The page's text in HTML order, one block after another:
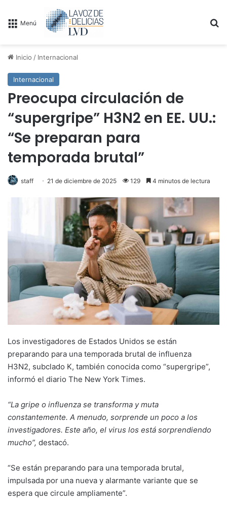
Menú
Inicio / Internacional
Internacional
Preocupa circulación de
“supergripe” H3N2 en EE. UU.:
“Se preparan para
temporada brutal”
staff 21 de diciembre de 2025 129 4 minutos de lectura
Los investigadores de Estados Unidos se están
preparando para una temporada brutal de influenza
H3N2, subclado K, también conocida como “supergripe”,
informó el diario The New York Times.
“La gripe o influenza se transforma y muta
constantemente. A menudo, sorprende un poco a los
investigadores. Este año, el virus los está sorprendiendo
mucho”, destacó.
“Se están preparando para una temporada brutal,
impulsada por una nueva y alarmante variante que se
espera que circule ampliamente”.